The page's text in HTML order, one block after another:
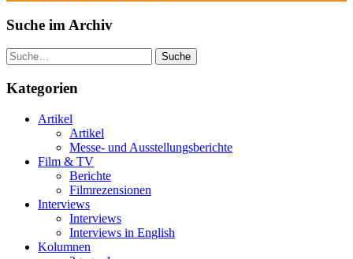
Suche im Archiv
Suche
Kategorien
Artikel
Artikel
Messe- und Ausstellungsberichte
Film & TV
Berichte
Filmrezensionen
Interviews
Interviews
Interviews in English
Kolumnen